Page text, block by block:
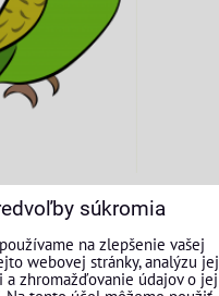
ÚDAJE
súkromia
na zlepšenie vašej
webovej stránky, analýzu jej
a zhromažďovanie údajov o jej